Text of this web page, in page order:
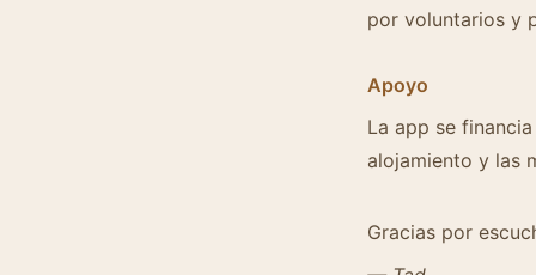
por voluntarios y
Apoyo
La app se
alojamiento y las
Gracias por